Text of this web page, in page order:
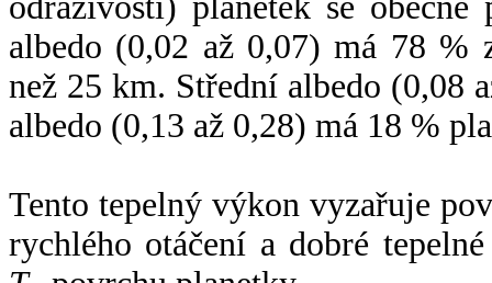
albedo (0,02 až 0,07) má 78 %
než 25 km. Střední albedo (0,08
albedo (0,13 až 0,28) má 18 %
Tento tepelný výkon vyzařuje
rychlého otáčení a dobré